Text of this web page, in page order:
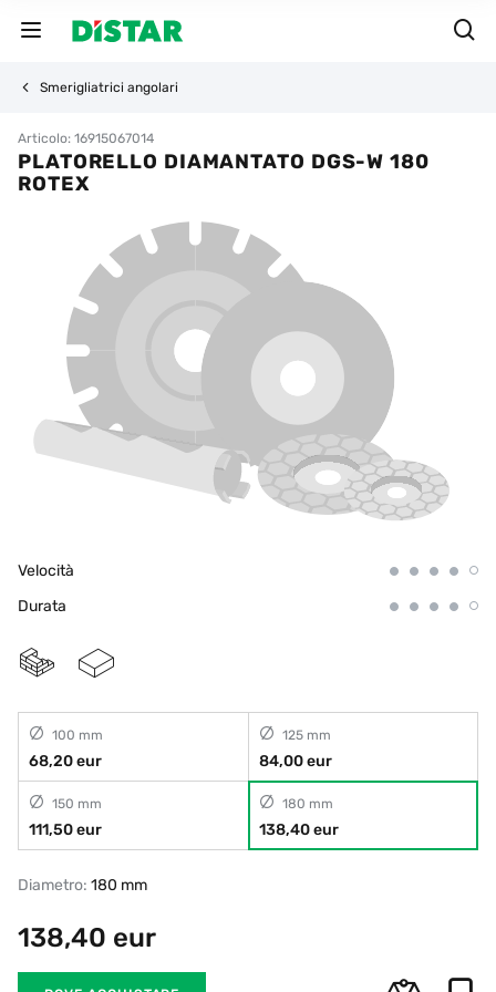
Smerigliatrici angolari
Articolo: 16915067014
PLATORELLO DIAMANTATO DGS-W 180
ROTEX
Velocità
Durata
100 mm
68,20 eur
125 mm
84,00 eur
150 mm
111,50 eur
180 mm
138,40 eur
Diametro: 180 mm
138,40 eur